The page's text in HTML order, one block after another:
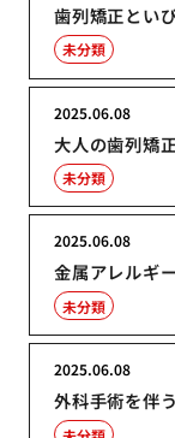
歯列矯正とい
未分類
大人の歯列矯
2025.06.08
未分類
金属アレルギ
2025.06.08
未分類
外科手術を伴
2025.06.08